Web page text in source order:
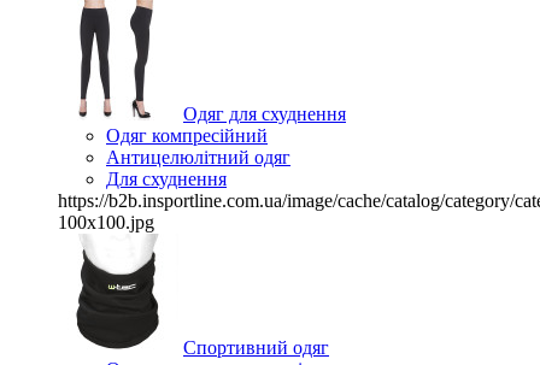
Одяг для схуднення
Одяг компресійний
Антицелюлітний одяг
Для схуднення
https://b2b.insportline.com.ua/image/cache/catalog/category/
100x100.jpg
Спортивний одяг